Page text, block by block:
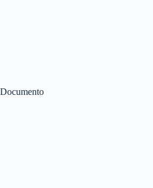
Documento